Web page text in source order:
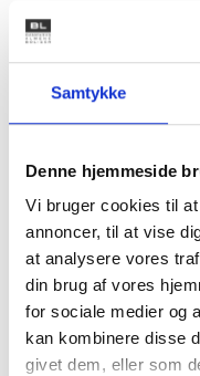
Samtykke
Denne hjemmeside
Vi bruger cookies til
annoncer, til at vise
at analysere vores
din brug af vores
for sociale medier og
kan kombinere disse
givet dem, eller som
Relateret indhold
BL INFORMERER
Nye krav om
2027
08. juni 2026
BL INFORMERER
Ansvar for
forsyningssvigt
08. juni 2026